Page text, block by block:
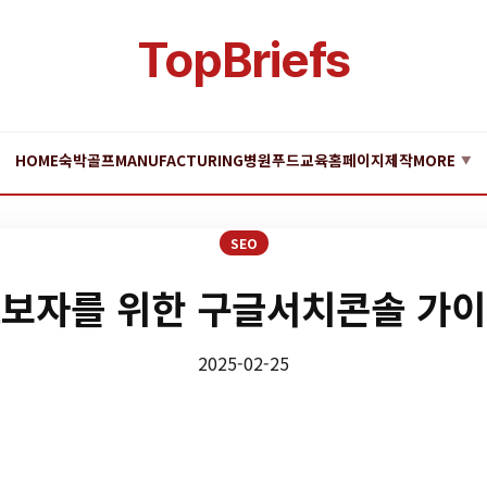
TopBriefs
HOME숙박골프MANUFACTURING병원푸드교육홈페이지제작MORE ▼
SEO
자를 위한 구글서치콘솔 가
2025-02-25